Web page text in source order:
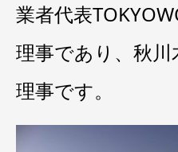
業者代表
理事であり、秋
理事です。